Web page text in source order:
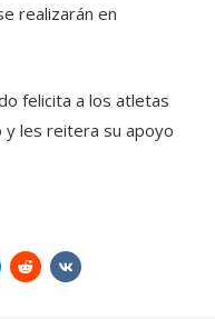
realizarán en
felicita a los atletas
les reitera su apoyo